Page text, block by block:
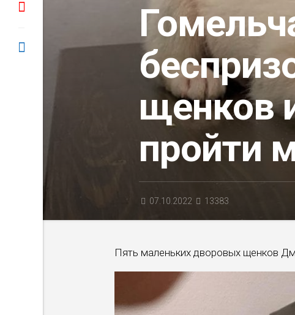
щенков
пройти
07.10.2022 13383
Пять маленьких дворовых щенков